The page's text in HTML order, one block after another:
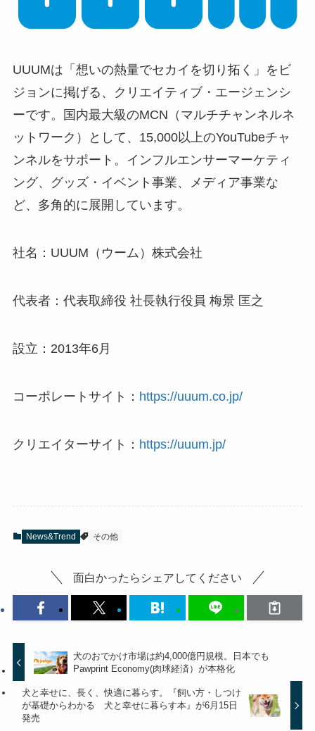
UUUMは「想いの熱量でセカイを切り拓く」をビ
ジョンに掲げる、クリエイティブ・エージェンシ
ーです。国内最大級のMCN（マルチチャンネルネ
ットワーク）として、15,000以上のYouTubeチャ
ンネルをサポート。インフルエンサーマーケティ
ング、グッズ・イベント事業、メディア事業な
ど、多角的に展開しています。
社名：UUUM（ウーム）株式会社
代表者：代表取締役 社長執行役員 梅景 匡之
設立：2013年6月
コーポレートサイト： https://uuum.co.jp/
クリエイターサイト： https://uuum.jp/
News&Trend その他
面白かったらシェアしてください
犬のおでかけ市場は約4,000億円規模。日本でも
Pawprint Economy(肉球経済）が本格化
犬と幸せに、長く、快適に暮らす。『飼い方・しつけ
が基礎からわかる 犬と幸せに暮らす本』が6月15日
発売